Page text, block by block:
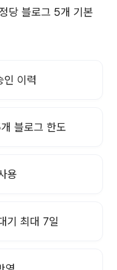
당 블로그 5개 기본
인 이력
블로그 한도
용
기 최대 7일